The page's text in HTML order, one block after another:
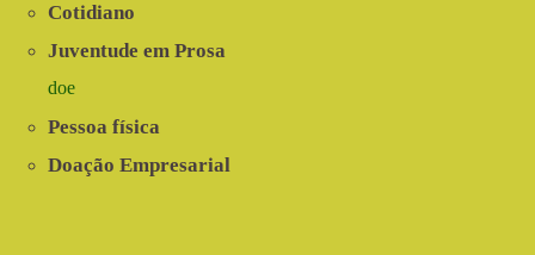
Cotidiano
Juventude em Prosa
doe
Pessoa física
Doação Empresarial